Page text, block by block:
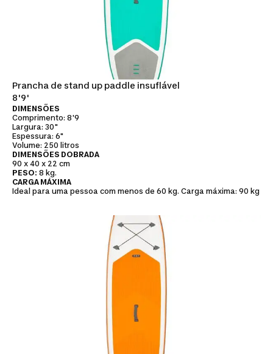
Prancha de stand up paddle insuflável
8'9'
DIMENSÕES
Comprimento: 8'9
Largura: 30"
Espessura: 6"
Volume: 250 litros
DIMENSÕES DOBRADA
90 x 40 x 22 cm
PESO: 8 kg.
CARGA MÁXIMA
Ideal para uma pessoa com menos de 60 kg. Carga máxima: 90 kg